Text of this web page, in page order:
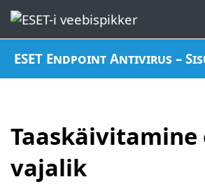
ESET Endpoint Antivirus –
Taaskäivitamine
vajalik